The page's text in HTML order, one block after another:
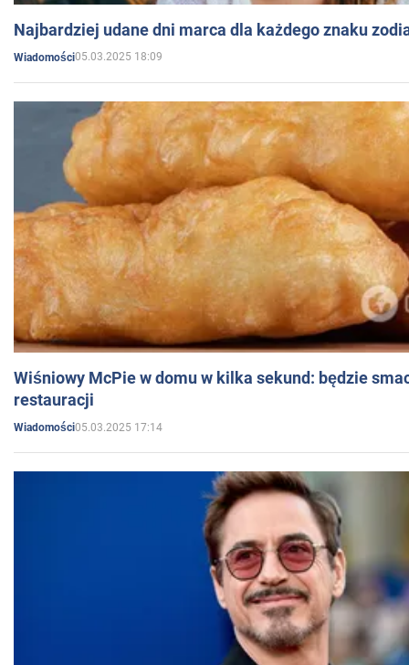
Najbardziej udane dni marca dla każdego znaku
Wiadomości05.03.2025 18:09
Wiśniowy McPie w domu w kilka sekund: będzie
restauracji
Wiadomości05.03.2025 17:14